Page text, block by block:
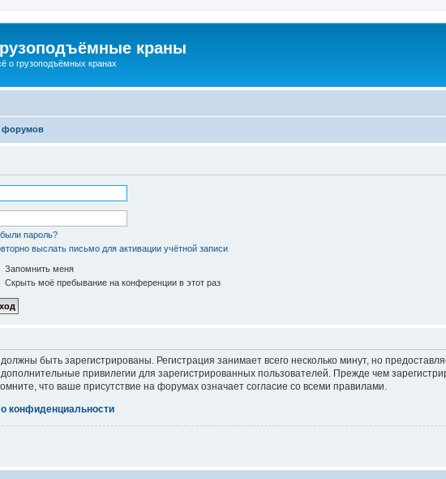
краны
о грузоподъёмных кранах
форумов
пароль?
выслать письмо для активации учётной записи
Запомнить меня
Скрыть моё пребывание на конференции в этот раз
быть зарегистрированы. Регистрация занимает всего несколько минут, но
привилегии для зарегистрированных пользователей. Прежде чем
что ваше присутствие на форумах означает согласие со всеми правилами.
конфиденциальности